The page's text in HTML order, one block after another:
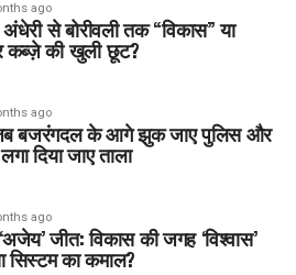
ago
से बोरीवली तक “विकास” या
कब्ज़े की खुली छूट?
ago
जब बजरंगदल के आगे झुक जाए पुलिस और
दिया जाए ताला
ago
जीत: विकास की जगह ‘विश्वास’
सिस्टम का कमाल?